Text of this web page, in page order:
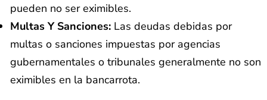
pueden no ser eximibles.
Multas Y Sanciones: Las deudas debidas por
multas o sanciones impuestas por agencias
gubernamentales o tribunales generalmente no son
eximibles en la bancarrota.